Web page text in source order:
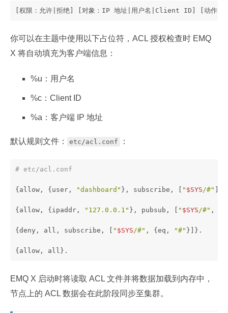
[权限：允许|拒绝] [对象：IP 地址|用户名|Client ID] [动作：
你可以在主题中使用以下占位符，ACL 授权检查时 EMQ
X 将自动填充为客户端信息：
%u：用户名
%c：Client ID
%a：客户端 IP 地址
默认规则文件： etc/acl.conf ：
# etc/acl.conf
{allow, {user, "dashboard" }, subscribe, [ " $SYS/#"
{allow, {ipaddr, "127.0.0.1" }, pubsub, [ " $SYS/#" ,
{deny, all, subscribe, [ " $SYS/#" , {eq, "#" }]}.
{allow, all}.
EMQ X 启动时将读取 ACL 文件并将数据加载到内存中，
节点上的 ACL 数据会在此阶段同步至集群。